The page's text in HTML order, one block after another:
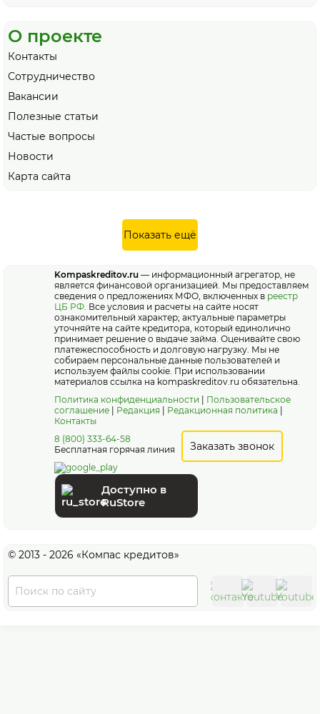
О проекте
Контакты
Сотрудничество
Вакансии
Полезные статьи
Частые вопросы
Новости
Карта сайта
Показать ещё
Kompaskreditov.ru — информационный агрегатор, не
является финансовой организацией. Мы предоставляем
сведения о предложениях МФО, включенных в реестр
ЦБ РФ. Все условия и расчеты на сайте носят
ознакомительный характер; актуальные параметры
уточняйте на сайте кредитора, который единолично
принимает решение о выдаче займа. Оценивайте свою
платежеспособность и долговую нагрузку. Мы не
собираем персональные данные пользователей и
используем файлы cookie. При использовании
материалов ссылка на kompaskreditov.ru обязательна.
Политика конфиденциальности
Пользовательское
соглашение
Редакция Редакционная политика
Контакты
8 (800) 333-64-58
Бесплатная горячая линия
Заказать звонок
Доступно в
RuStore
© 2013 - 2026 «Компас кредитов»